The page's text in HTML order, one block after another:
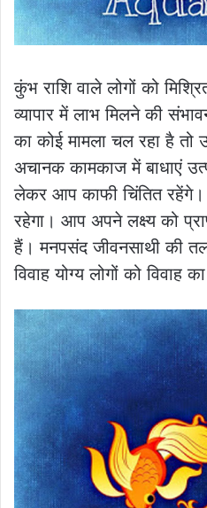
कुंभ राशि वाले लोगों को
व्यापार में लाभ मिलने की
का कोई मामला चल रहा है तो
अचानक कामकाज में बाधाएं
लेकर आप काफी चिंतित रहेंगे।
रहेगा। आप अपने लक्ष्य को
हैं। मनपसंद जीवनसाथी की
विवाह योग्य लोगों को विवाह